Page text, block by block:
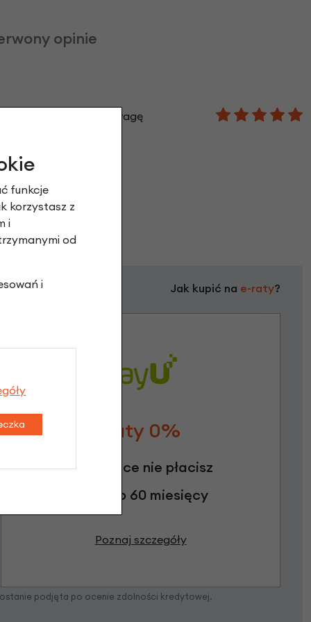
opinie
koszyk. Przykuwa uwagę
Jak kupić na e-raty?
Raty 0%
3 miesiące nie płacisz
Raty do 60 miesięcy
Poznaj szczegóły
podjęta po ocenie zdolności kredytowej.
funkcje
korzystasz z
i
od
i